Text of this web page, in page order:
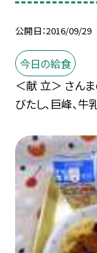
公開日 2016/09/29
今日の給食
＜献 立＞ さんま
びたし、巨峰、牛